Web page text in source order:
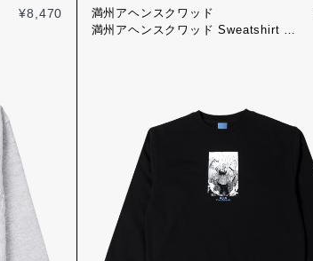
¥8,470
満州アヘンスクワッド
満州アヘンスクワッド Sweatshirt つ